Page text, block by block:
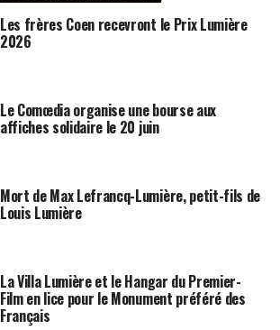
Les frères Coen recevront le Prix Lumière
2026
Le Comœdia organise une bourse aux
affiches solidaire le 20 juin
Mort de Max Lefrancq-Lumière, petit-fils de
Louis Lumière
La Villa Lumière et le Hangar du Premier-
Film en lice pour le Monument préféré des
Français